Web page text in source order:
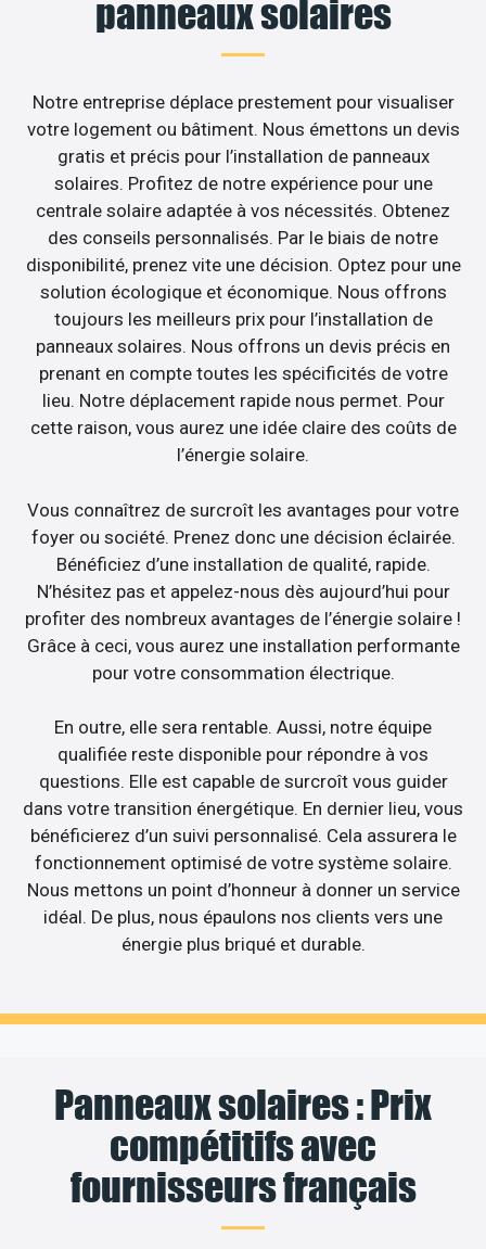
panneaux solaires
Notre entreprise déplace prestement pour visualiser
votre logement ou bâtiment. Nous émettons un devis
gratis et précis pour l’installation de panneaux
solaires. Profitez de notre expérience pour une
centrale solaire adaptée à vos nécessités. Obtenez
des conseils personnalisés. Par le biais de notre
disponibilité, prenez vite une décision. Optez pour une
solution écologique et économique. Nous offrons
toujours les meilleurs prix pour l’installation de
panneaux solaires. Nous offrons un devis précis en
prenant en compte toutes les spécificités de votre
lieu. Notre déplacement rapide nous permet. Pour
cette raison, vous aurez une idée claire des coûts de
l’énergie solaire.
Vous connaîtrez de surcroît les avantages pour votre
foyer ou société. Prenez donc une décision éclairée.
Bénéficiez d’une installation de qualité, rapide.
N’hésitez pas et appelez-nous dès aujourd’hui pour
profiter des nombreux avantages de l’énergie solaire !
Grâce à ceci, vous aurez une installation performante
pour votre consommation électrique.
En outre, elle sera rentable. Aussi, notre équipe
qualifiée reste disponible pour répondre à vos
questions. Elle est capable de surcroît vous guider
dans votre transition énergétique. En dernier lieu, vous
bénéficierez d’un suivi personnalisé. Cela assurera le
fonctionnement optimisé de votre système solaire.
Nous mettons un point d’honneur à donner un service
idéal. De plus, nous épaulons nos clients vers une
énergie plus briqué et durable.
Panneaux solaires : Prix
compétitifs avec
fournisseurs français